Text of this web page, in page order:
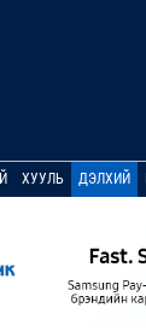
ХУУЛЬ ДЭЛХИЙ